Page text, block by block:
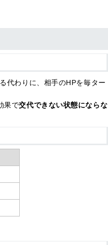
代わりに、相手のHPを毎ター
果で交代できない状態にならな